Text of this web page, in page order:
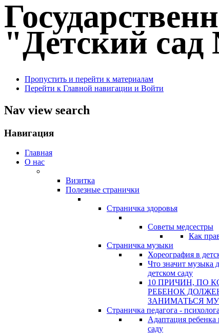
"Детский сад
Пропустить и перейти к материалам
Перейти к Главной навигации и Войти
Nav view search
Навигация
Главная
О нас
Визитка
Полезные странички
Страничка здоровья
Советы медсестры
Как
Страничка музыки
Хореография в
Что значит музыка
детском саду
10 ПРИЧИН, ПО
РЕБЕНОК
ЗАНИМАТЬСЯ
Страничка педагога -
Адаптация ребенка
саду